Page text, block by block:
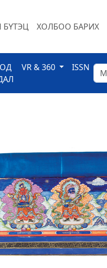
БҮТЭЦ ХОЛБОО БАРИХ
VR & 360 ISSN